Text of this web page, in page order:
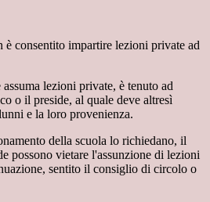
è consentito impartire lezioni private ad
lezioni private, è tenuto ad
o il preside, al quale deve altresì
e la loro provenienza.
della scuola lo richiedano, il
possono vietare l'assunzione di lezioni
sentito il consiglio di circolo o